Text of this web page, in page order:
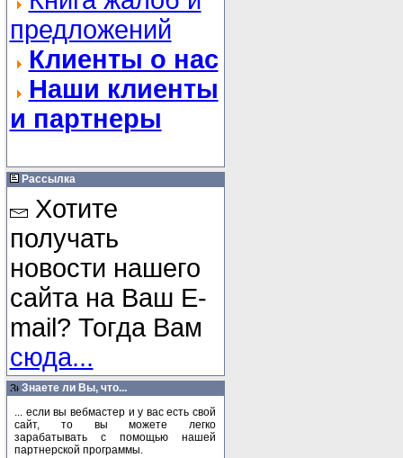
предложений
Клиенты о нас
Наши клиенты
и партнеры
Рассылка
Хотите
получать
новости нашего
сайта на Ваш E-
mail? Тогда Вам
сюда...
Знаете ли Вы, что...
... если вы вебмастер и у вас есть свой
сайт, то вы можете легко
зарабатывать с помощью нашей
партнерской программы.